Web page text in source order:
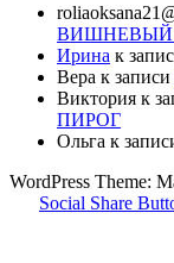
ВИШНЕВЫЙ
Ирина к
Вера к записи
Виктория к
ПИРОГ
Ольга к
WordPress Theme:
Social Share